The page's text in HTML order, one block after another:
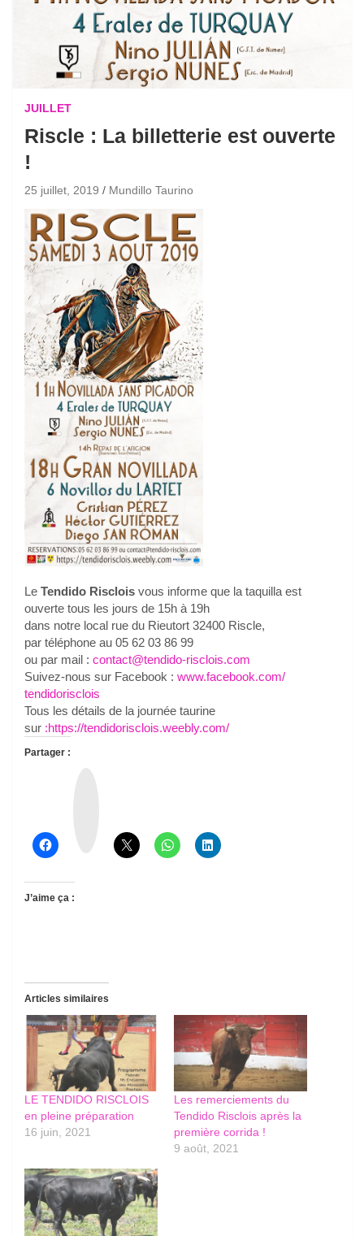
JUILLET
Riscle : La billetterie est ouverte
!
25 juillet, 2019 Mundillo Taurino
Le Tendido Risclois vous informe que la taquilla est
ouverte tous les jours de 15h à 19h
dans notre local rue du Rieutort 32400 Riscle,
par téléphone au 05 62 03 86 99
ou par mail : contact@tendido-risclois.com
Suivez-nous sur Facebook : www.facebook.com/
tendidorisclois
Tous les détails de la journée taurine
sur :https://tendidorisclois.weebly.com/
Partager :
J’aime ça :
Articles similaires
LE TENDIDO RISCLOIS
en pleine préparation
16 juin, 2021
Les remerciements du
Tendido Risclois après la
première corrida !
9 août, 2021